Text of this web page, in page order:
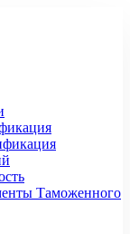
Таможенного